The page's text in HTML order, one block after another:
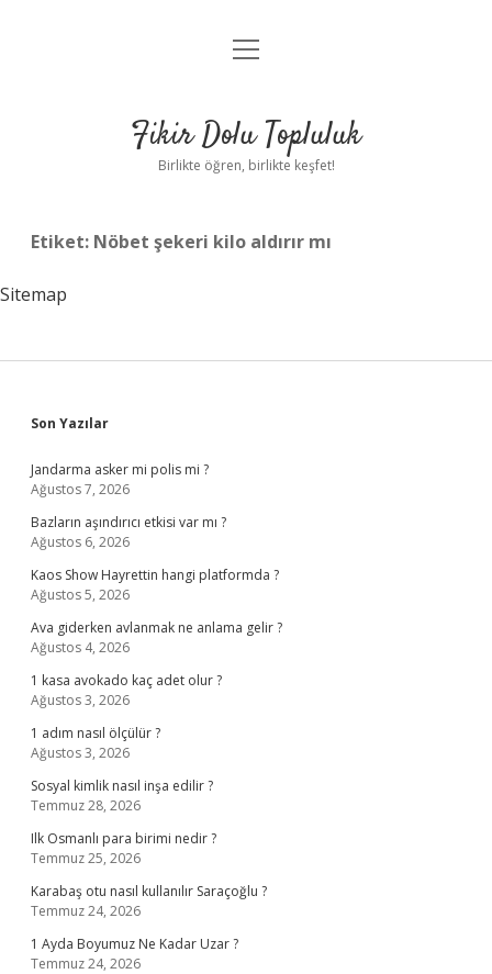
Anasayfa
Yasal Uyarı
menüyü
Fikir Dolu Topluluk
Birlikte öğren, birlikte keşfet!
Etiket: Nöbet şekeri kilo aldırır mı
Sitemap
Sidebar
Son Yazılar
Jandarma asker mi polis mi ?
Ağustos 7, 2026
Bazların aşındırıcı etkisi var mı ?
Ağustos 6, 2026
Kaos Show Hayrettin hangi platformda ?
Ağustos 5, 2026
Ava giderken avlanmak ne anlama gelir ?
Ağustos 4, 2026
1 kasa avokado kaç adet olur ?
Ağustos 3, 2026
1 adım nasıl ölçülür ?
Ağustos 3, 2026
Sosyal kimlik nasıl inşa edilir ?
Temmuz 28, 2026
Ilk Osmanlı para birimi nedir ?
Temmuz 25, 2026
Karabaş otu nasıl kullanılır Saraçoğlu ?
Temmuz 24, 2026
1 Ayda Boyumuz Ne Kadar Uzar ?
Temmuz 24, 2026